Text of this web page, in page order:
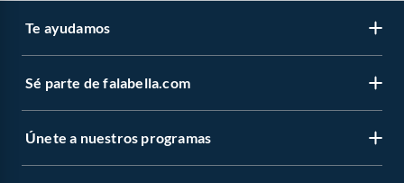
Te ayudamos
Sé parte de falabella.com
Únete a nuestros programas